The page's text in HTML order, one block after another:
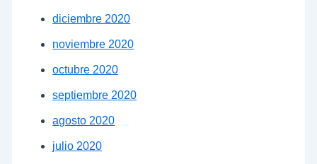
diciembre 2020
noviembre 2020
octubre 2020
septiembre 2020
agosto 2020
julio 2020